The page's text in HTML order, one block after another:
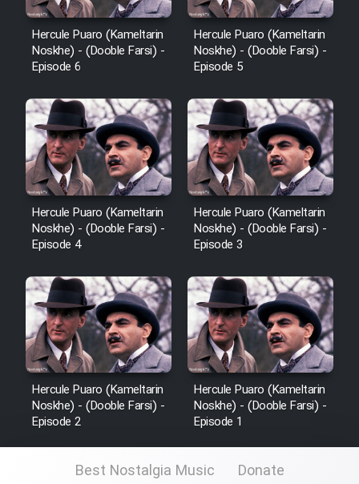
Hercule Puaro (Kameltarin
Noskhe) - (Dooble Farsi) -
Episode 6
Hercule Puaro (Kameltarin
Noskhe) - (Dooble Farsi) -
Episode 5
Hercule Puaro (Kameltarin
Noskhe) - (Dooble Farsi) -
Episode 4
Hercule Puaro (Kameltarin
Noskhe) - (Dooble Farsi) -
Episode 3
Hercule Puaro (Kameltarin
Noskhe) - (Dooble Farsi) -
Episode 2
Hercule Puaro (Kameltarin
Noskhe) - (Dooble Farsi) -
Episode 1
Best Nostalgia Music Donate